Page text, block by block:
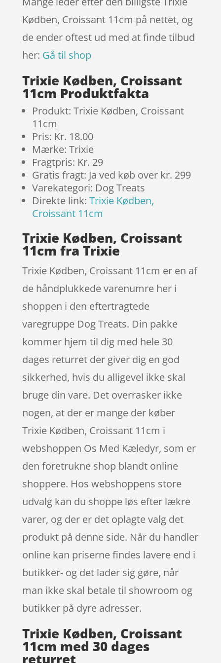
Kødben, Croissant 11cm på nettet, og
de ender oftest ud med at finde tilbud
her: Gå til shop
Trixie Kødben, Croissant
11cm Produktfakta
Produkt: Trixie Kødben, Croissant
11cm
Pris: Kr. 18.00
Mærke: Trixie
Fragtpris: Kr. 29
Gratis fragt: Ja ved køb over kr. 299
Varekategori: Dog Treats
Direkte link: Trixie Kødben,
Croissant 11cm
Trixie Kødben, Croissant
11cm fra Trixie
Trixie Kødben, Croissant 11cm er en af
de håndplukkede varenumre her i
shoppen i den eftertragtede
varegruppe Dog Treats. Din pakke
kommer hjem til dig med hele 30
dages returret der giver dig en god
sikkerhed, hvis du alligevel ikke skal
bruge din vare. Det overrasker ikke
nogen, at der er mange der køber
Trixie Kødben, Croissant 11cm i
webshoppen Os Med Kæledyr, som er
den foretrukne shop blandt online
shoppere. Hos webshoppens store
udvalg kan du shoppe løs efter lækre
varer, og der er det oplagte valg det
produkt på denne side. Når du handler
online kan priserne findes lavere end i
butikker- og det lader sig gøre, når
man ikke skal betale til showroom og
butikker på dyre adresser.
Trixie Kødben, Croissant
11cm med 30 dages
returret